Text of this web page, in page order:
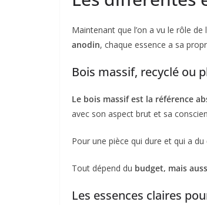
Maintenant que l’on a vu le rôle
anodin, chaque essence a sa
Bois massif, recyclé ou
Le bois massif est la référence
avec son aspect brut et sa
Pour une pièce qui dure et qui a du
Tout dépend du budget, mais
Les essences claires